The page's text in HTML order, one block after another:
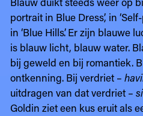
portrait in Blue Dress’, in
in ‘Blue Hills’. Er zijn blauwe
is blauw licht, blauw water.
bij geweld en bij romantiek.
ontkenning. Bij verdriet –
uitdragen van dat verdriet –
Goldin ziet een kus eruit als